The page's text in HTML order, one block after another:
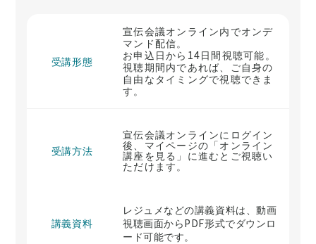
受講形態
宣伝会議オンライン内でオンデ
マンド配信。
お申込日から14日間視聴可能。
視聴期間内であれば、ご自身の
自由なタイミングで視聴できま
す。
受講方法
宣伝会議オンラインにログイン
後、マイページの「オンライン
講座を見る」に進むとご視聴い
ただけます。
講義資料
レジュメなどの講義資料は、動画
視聴画面からPDF形式でダウンロ
ード可能です。